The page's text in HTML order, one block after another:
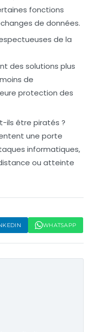
fonctions
de données.
de la
des solutions plus
de
protection des
ils être piratés ?
une porte
informatiques,
ou atteinte
WHATSAPP